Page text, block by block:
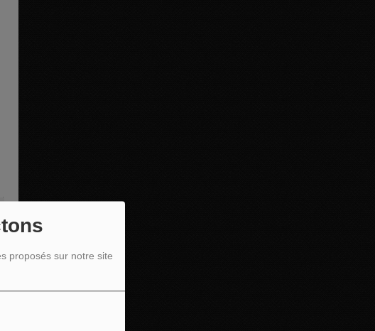
proposés sur notre site